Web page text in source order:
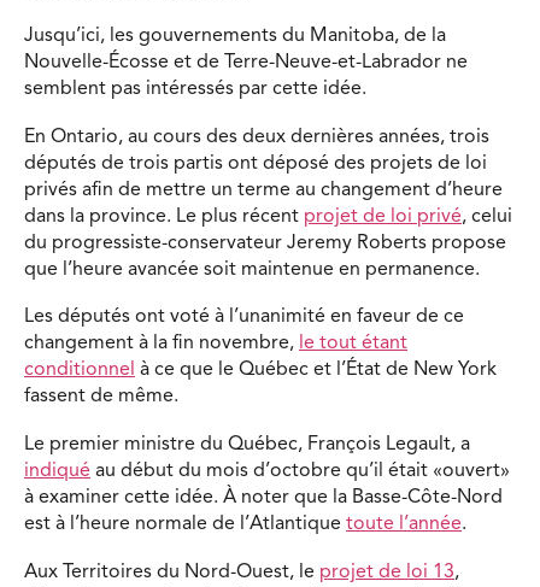
Jusqu’ici, les gouvernements du Manitoba, de la
Nouvelle-Écosse et de Terre-Neuve-et-Labrador ne
semblent pas intéressés par cette idée.
En Ontario, au cours des deux dernières années, trois
députés de trois partis ont déposé des projets de loi
privés afin de mettre un terme au changement d’heure
dans la province. Le plus récent projet de loi privé, celui
du progressiste-conservateur Jeremy Roberts propose
que l’heure avancée soit maintenue en permanence.
Les députés ont voté à l’unanimité en faveur de ce
changement à la fin novembre, le tout étant
conditionnel à ce que le Québec et l’État de New York
fassent de même.
Le premier ministre du Québec, François Legault, a
indiqué au début du mois d’octobre qu’il était «ouvert»
à examiner cette idée. À noter que la Basse-Côte-Nord
est à l’heure normale de l’Atlantique toute l’année.
Aux Territoires du Nord-Ouest, le projet de loi 13,